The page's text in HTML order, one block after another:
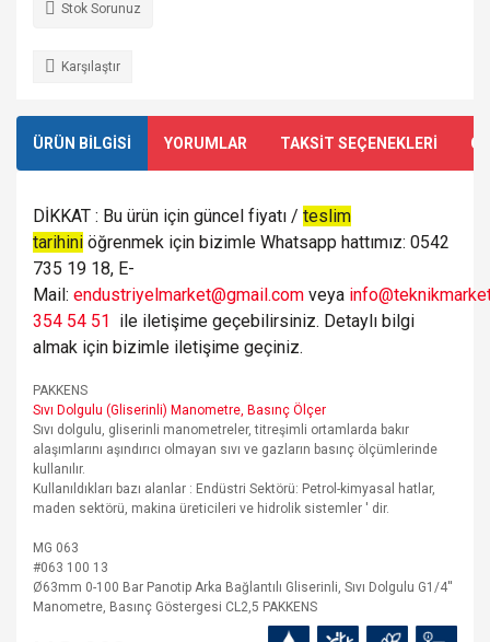
Stok Sorunuz
Karşılaştır
ÜRÜN BİLGİSİ YORUMLAR TAKSİT SEÇENEKLERİ
DİKKAT : Bu ürün için güncel fiyatı / teslim
tarihini öğrenmek için bizimle Whatsapp hattımız: 0542
735 19 18, E-
Mail: endustriyelmarket@gmail.com veya
354 54 51 ile iletişime geçebilirsiniz. Detaylı bilgi
almak için bizimle iletişime geçiniz.
PAKKENS
Sıvı Dolgulu (Gliserinli) Manometre, Basınç Ölçer
Sıvı dolgulu, gliserinli manometreler, titreşimli ortamlarda bakır
alaşımlarını aşındırıcı olmayan sıvı ve gazların basınç ölçümlerinde
kullanılır.
Kullanıldıkları bazı alanlar : Endüstri Sektörü: Petrol-kimyasal hatlar,
maden sektörü, makina üreticileri ve hidrolik sistemler ' dir.
MG 063
#063 100 13
Ø63mm 0-100 Bar Panotip Arka Bağlantılı Gliserinli, Sıvı Dolgulu G1/4''
Manometre, Basınç Göstergesi CL2,5 PAKKENS